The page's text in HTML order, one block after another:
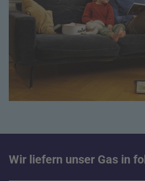
Wir liefern unser Gas in